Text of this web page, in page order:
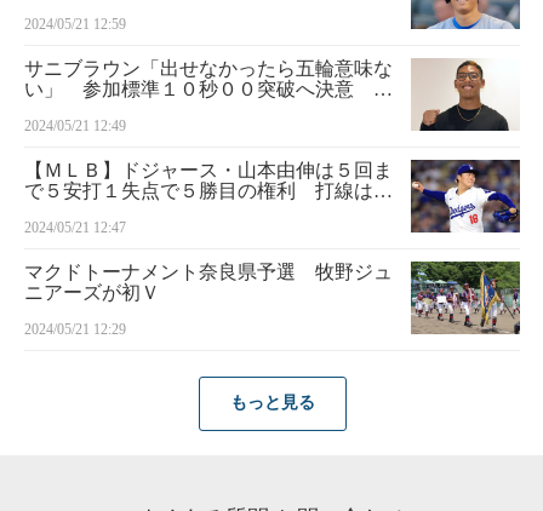
宮本名誉教授が算出
2024/05/21 12:59
サニブラウン「出せなかったら五輪意味な
い」 参加標準１０秒００突破へ決意 欧
2024/05/21 12:49
【ＭＬＢ】ドジャース・山本由伸は５回ま
で５安打１失点で５勝目の権利 打線はフ
2024/05/21 12:47
マクドトーナメント奈良県予選 牧野ジュ
ニアーズが初Ｖ
2024/05/21 12:29
もっと見る